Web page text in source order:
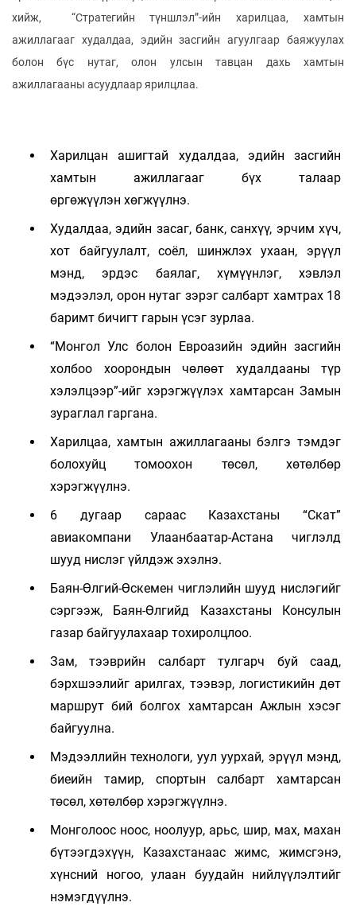
хийж, “Стратегийн түншлэл”-ийн харилцаа, хамтын
ажиллагааг худалдаа, эдийн засгийн агуулгаар баяжуулах
болон бүс нутаг, олон улсын тавцан дахь хамтын
ажиллагааны асуудлаар ярилцлаа.
Харилцан ашигтай худалдаа, эдийн засгийн
хамтын ажиллагааг бүх талаар
өргөжүүлэн хөгжүүлнэ.
Худалдаа, эдийн засаг, банк, санхүү, эрчим хүч,
хот байгуулалт, соёл, шинжлэх ухаан, эрүүл
мэнд, эрдэс баялаг, хүмүүнлэг, хэвлэл
мэдээлэл, орон нутаг зэрэг салбарт хамтрах 18
баримт бичигт гарын үсэг зурлаа.
“Монгол Улс болон Евроазийн эдийн засгийн
холбоо хоорондын чөлөөт худалдааны түр
хэлэлцээр”-ийг хэрэгжүүлэх хамтарсан Замын
зураглал гаргана.
Харилцаа, хамтын ажиллагааны бэлгэ тэмдэг
болохуйц томоохон төсөл, хөтөлбөр
хэрэгжүүлнэ.
6 дугаар сараас Казахстаны “Скат”
авиакомпани Улаанбаатар-Астана чиглэлд
шууд нислэг үйлдэж эхэлнэ.
Баян-Өлгий-Өскемен чиглэлийн шууд нислэгийг
сэргээж, Баян-Өлгийд Казахстаны Консулын
газар байгуулахаар тохиролцлоо.
Зам, тээврийн салбарт тулгарч буй саад,
бэрхшээлийг арилгах, тээвэр, логистикийн дөт
маршрут бий болгох хамтарсан Ажлын хэсэг
байгуулна.
Мэдээллийн технологи, уул уурхай, эрүүл мэнд,
биеийн тамир, спортын салбарт хамтарсан
төсөл, хөтөлбөр хэрэгжүүлнэ.
Монголоос ноос, ноолуур, арьс, шир, мах, махан
бүтээгдэхүүн, Казахстанаас жимс, жимсгэнэ,
хүнсний ногоо, улаан буудайн нийлүүлэлтийг
нэмэгдүүлнэ.